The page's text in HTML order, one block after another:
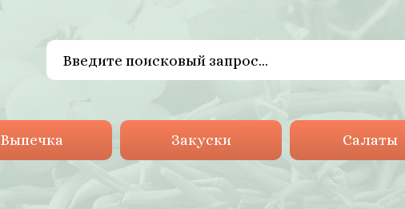
Выпечка Закуски Салаты